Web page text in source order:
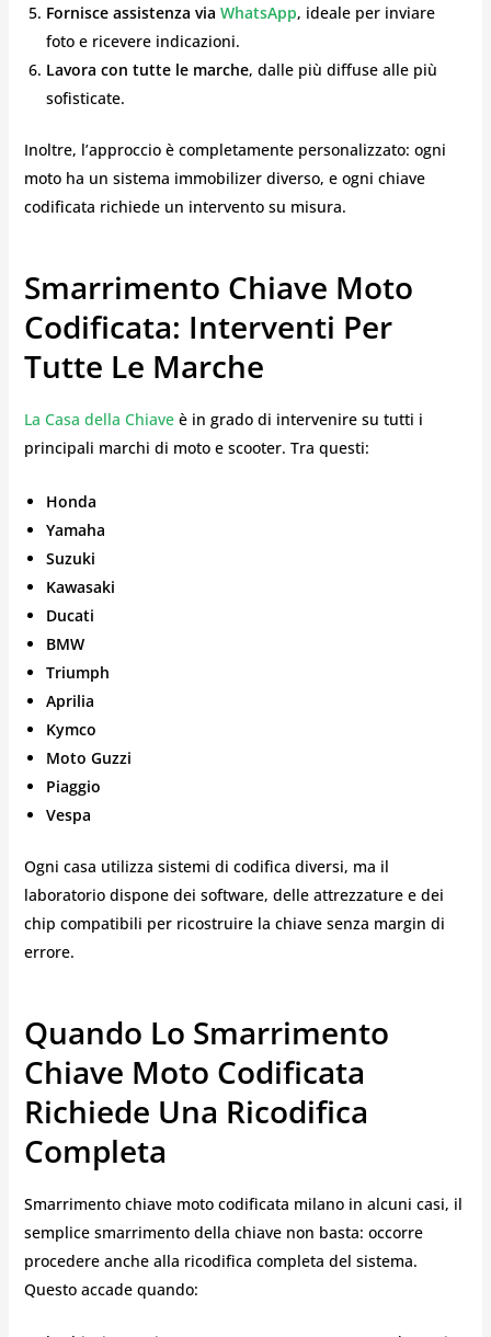
Fornisce assistenza via WhatsApp, ideale per inviare
foto e ricevere indicazioni.
Lavora con tutte le marche, dalle più diffuse alle più
sofisticate.
Inoltre, l’approccio è completamente personalizzato: ogni
moto ha un sistema immobilizer diverso, e ogni chiave
codificata richiede un intervento su misura.
Smarrimento Chiave Moto
Codificata: Interventi Per
Tutte Le Marche
La Casa della Chiaveè in grado di intervenire su tutti i
principali marchi di moto e scooter. Tra questi:
Honda
Yamaha
Suzuki
Kawasaki
Ducati
BMW
Triumph
Aprilia
Kymco
Moto Guzzi
Piaggio
Vespa
Ogni casa utilizza sistemi di codifica diversi, ma il
laboratorio dispone dei software, delle attrezzature e dei
chip compatibili per ricostruire la chiave senza margin di
errore.
Quando Lo Smarrimento
Chiave Moto Codificata
Richiede Una Ricodifica
Completa
Smarrimento chiave moto codificata milano in alcuni casi, il
semplice smarrimento della chiave non basta: occorre
procedere anche alla ricodifica completa del sistema.
Questo accade quando: